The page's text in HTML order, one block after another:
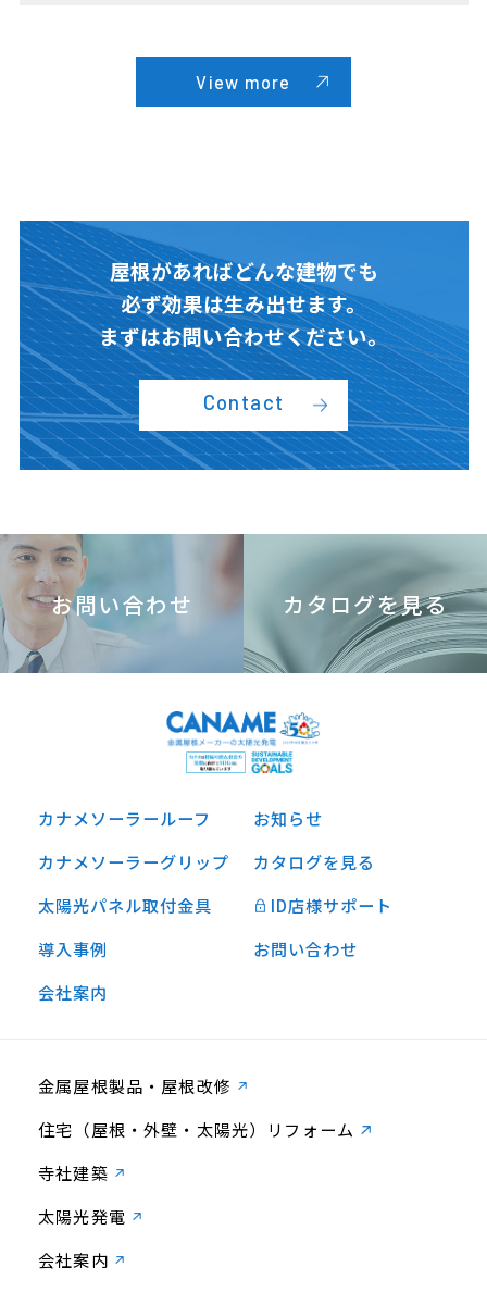
View more
屋根があればどんな建物でも
必ず効果は生み出せます。
まずはお問い合わせください。
Contact
お問い合わせ カタログを見る
カナメソーラールーフ
導入事例
カタログを見る
カナメソーラーグリップ
会社案内
ID店様サポート
太陽光パネル取付金具
お知らせ
お問い合わせ
金属屋根製品・屋根改修
住宅（屋根・外壁・太陽光）リフォーム
寺社建築
太陽光発電
会社案内